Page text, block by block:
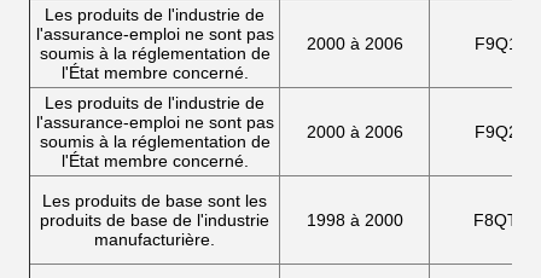
Les produits de l'industrie de
l'assurance-emploi ne sont pas
soumis à la réglementation de
l'État membre concerné.
2000 à 2006 F9Q1
Les produits de l'industrie de
l'assurance-emploi ne sont pas
soumis à la réglementation de
l'État membre concerné.
2000 à 2006 F9Q2
Les produits de base sont les
produits de base de l'industrie
manufacturière.
1998 à 2000 F8QT